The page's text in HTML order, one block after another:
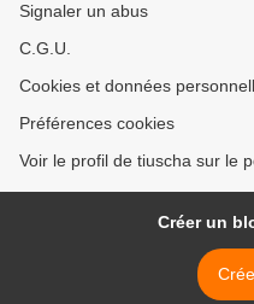
Signaler un abus
C.G.U.
Cookies et données
Préférences cookies
Voir le profil de tiuscha sur le
Créer un